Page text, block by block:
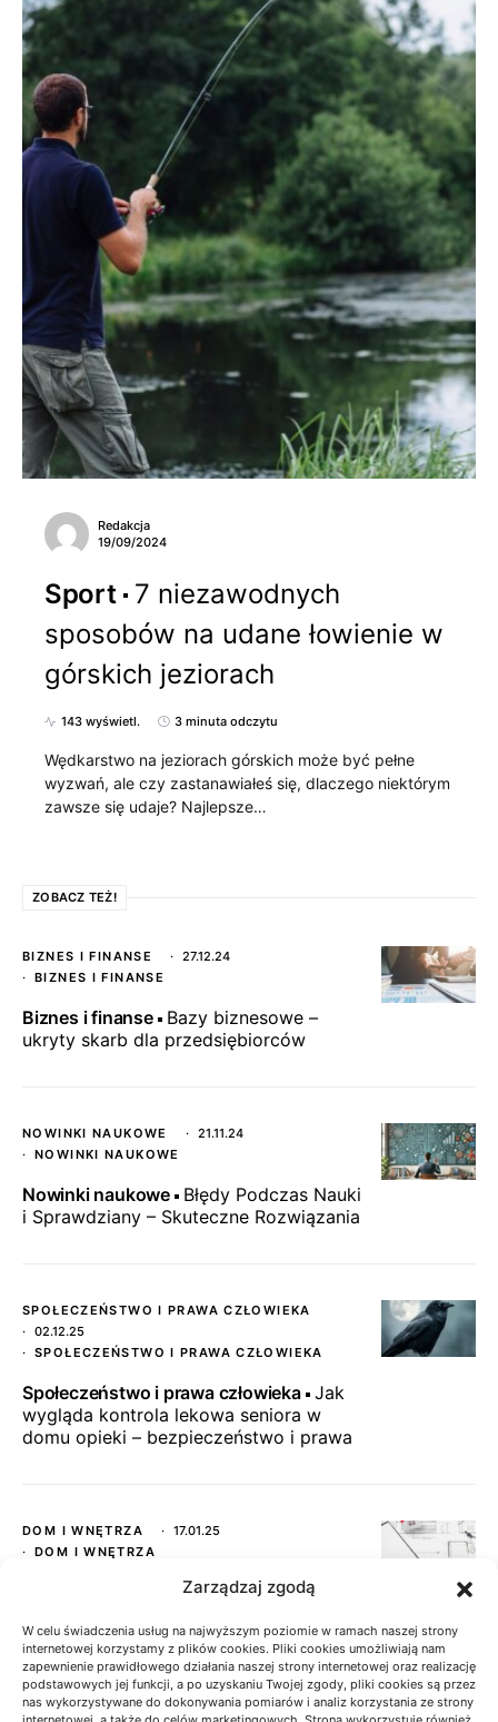
Zarządzaj zgodą
W celu świadczenia usług na najwyższym poziomie w ramach naszej strony
internetowej korzystamy z plików cookies. Pliki cookies umożliwiają nam
zapewnienie prawidłowego działania naszej strony internetowej oraz realizację
podstawowych jej funkcji, a po uzyskaniu Twojej zgody, pliki cookies są przez
nas wykorzystywane do dokonywania pomiarów i analiz korzystania ze strony
Redakcja
19/09/2024
Sport
7 niezawodnych
sposobów na udane łowienie w
górskich jeziorach
143 wyświetl. 3 minuta odczytu
Wędkarstwo na jeziorach górskich może być pełne
wyzwań, ale czy zastanawiałeś się, dlaczego niektórym
zawsze się udaje? Najlepsze…
ZOBACZ TEŻ!
BIZNES I FINANSE
27.12.24
BIZNES I FINANSE
Biznes i finanse
Bazy biznesowe –
ukryty skarb dla przedsiębiorców
NOWINKI NAUKOWE
21.11.24
NOWINKI NAUKOWE
Nowinki naukowe
Błędy Podczas Nauki
i Sprawdziany – Skuteczne Rozwiązania
SPOŁECZEŃSTWO I PRAWA CZŁOWIEKA
02.12.25
SPOŁECZEŃSTWO I PRAWA CZŁOWIEKA
Społeczeństwo i prawa człowieka
Jak
wygląda kontrola lekowa seniora w
domu opieki – bezpieczeństwo i prawa
DOM I WNĘTRZA
17.01.25
DOM I WNĘTRZA
Projekty domów
TECHNOLOGIA W EDUKACJI
25.12.24